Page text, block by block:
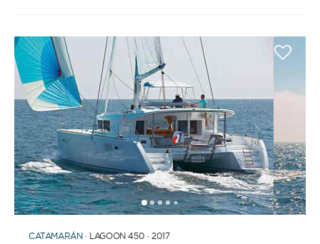
12345 67891011
CATAMARÁN · LAGOON 450 · 2017